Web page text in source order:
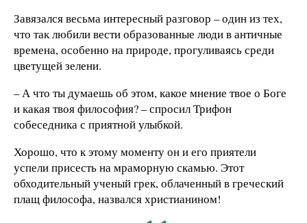
Завязался весьма интересный разговор – один из тех,
что так любили вести образованные люди в античные
времена, особенно на природе, прогуливаясь среди
цветущей зелени.
– А что ты думаешь об этом, какое мнение твое о Боге
и какая твоя философия? – спросил Трифон
собеседника с приятной улыбкой.
Хорошо, что к этому моменту он и его приятели
успели присесть на мраморную скамью. Этот
обходительный ученый грек, облаченный в греческий
плащ философа, назвался христианином!